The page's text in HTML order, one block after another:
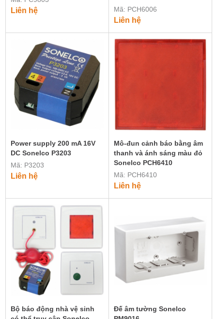
Liên hệ
Mã: PCH6006
Liên hệ
Power supply 200 mA 16V
DC Sonelco P3203
Mã: P3203
Liên hệ
Mô-đun cảnh báo bằng âm
thanh và ánh sáng màu đỏ
Sonelco PCH6410
Mã: PCH6410
Liên hệ
Bộ báo động nhà vệ sinh
Đế âm tường Sonelco